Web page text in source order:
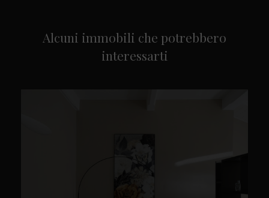
Alcuni immobili che potrebbero
interessarti